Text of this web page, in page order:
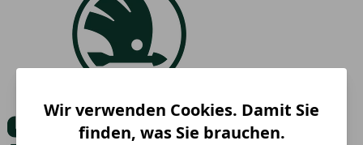
Wir verwenden Cookies. Damit Sie
finden, was Sie brauchen.